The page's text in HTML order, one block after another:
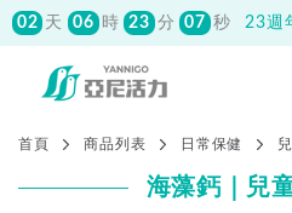
02 天 06 時 23 分 06 秒 23週
首頁 商品列表 日常保健
海藻鈣｜兒